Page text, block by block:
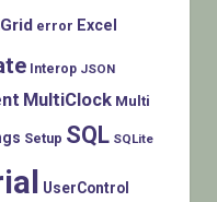
error Excel
Interop JSON
MultiClock Multi
Setup SQL SQLite
UserControl